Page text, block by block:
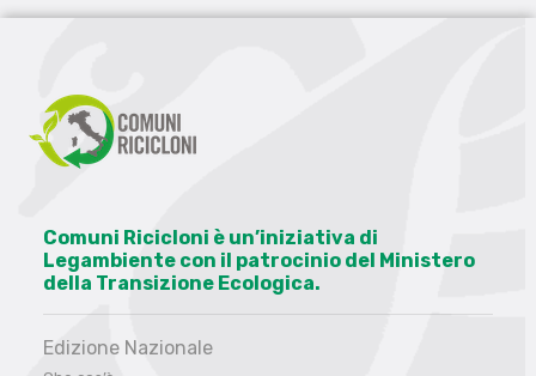
Comuni Ricicloni è un’iniziativa di
Legambiente con il patrocinio del Ministero
della Transizione Ecologica.
Edizione Nazionale